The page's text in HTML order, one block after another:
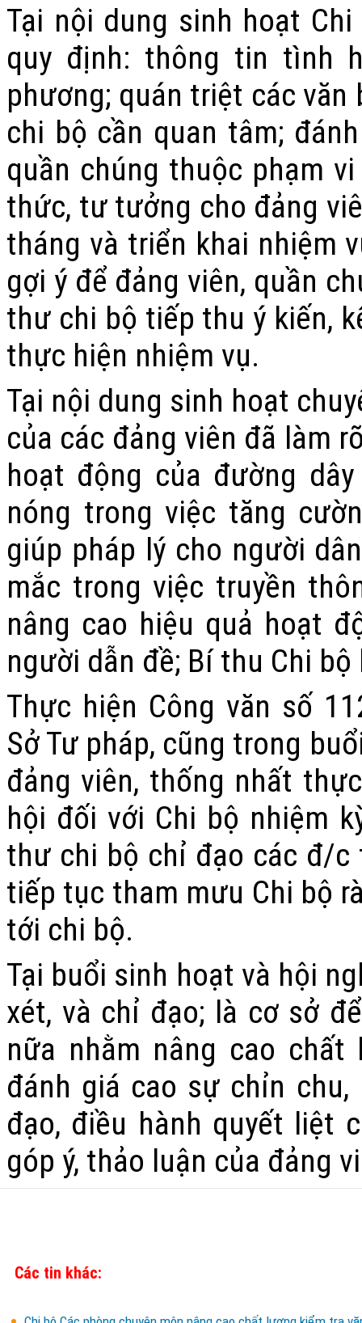
Tại nội dung sinh hoạt
quy định: thông tin tình
phương; quán triệt các
chi bộ cần quan tâm;
quần chúng thuộc phạm
thức, tư tưởng cho đảng
tháng và triển khai nhiệm
gợi ý để đảng viên, quần
thư chi bộ tiếp thu ý kiến,
thực hiện nhiệm vụ.
Tại nội dung sinh hoạt
của các đảng viên đã làm
hoạt động của đường
nóng trong việc tăng
giúp pháp lý cho người
mắc trong việc truyền
nâng cao hiệu quả hoạt
người dẫn đề; Bí thu Chi
Thực hiện Công văn số
Sở Tư pháp, cũng trong
đảng viên, thống nhất
hội đối với Chi bộ nhiệm
thư chi bộ chỉ đạo các đ/c
tiếp tục tham mưu Chi bộ
tới chi bộ.
Tại buổi sinh hoạt và hội
xét, và chỉ đạo; là cơ sở
nữa nhằm nâng cao
đánh giá cao sự chỉn
đạo, điều hành quyết liệt
góp ý, thảo luận của đảng
Các tin khác: